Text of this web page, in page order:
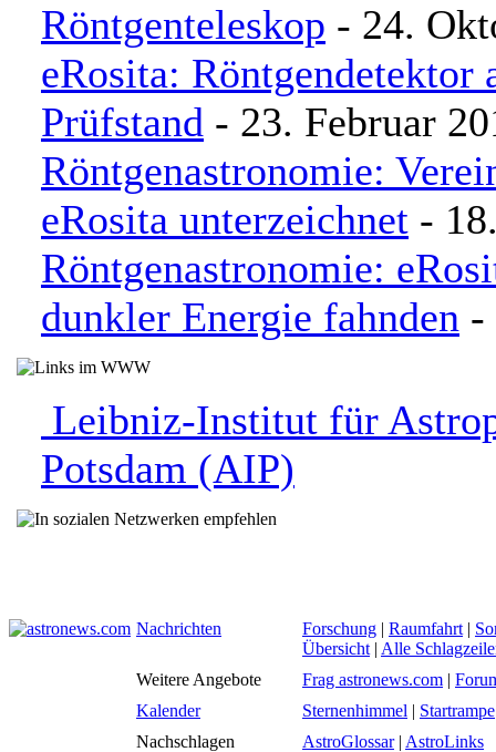
Röntgenteleskop - 24.
eRosita: Röntgendetektor
Prüfstand - 23. Februar
Röntgenastronomie:
eRosita unterzeichnet -
Röntgenastronomie:
dunkler Energie fahnden -
Leibniz-Institut für
Potsdam (AIP)
Nachrichten Forschung | Raumfahrt |
Übersicht | Alle
Weitere Angebote
Frag astronews.com |
Kalender
Sternenhimmel | Startrampe
Nachschlagen
AstroGlossar| AstroLinks